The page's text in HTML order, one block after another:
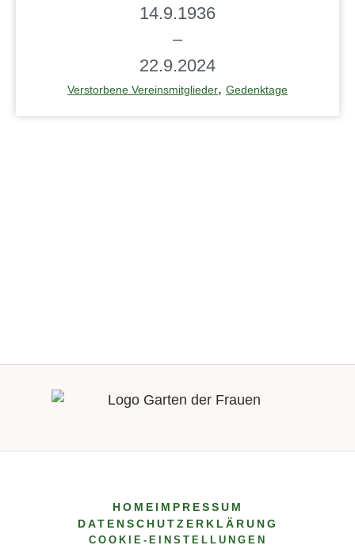
14.9.1936
–
22.9.2024
Verstorbene Vereinsmitglieder, Gedenktage
HOME IMPRESSUM
DATENSCHUTZERKLÄRUNG
COOKIE-EINSTELLUNGEN